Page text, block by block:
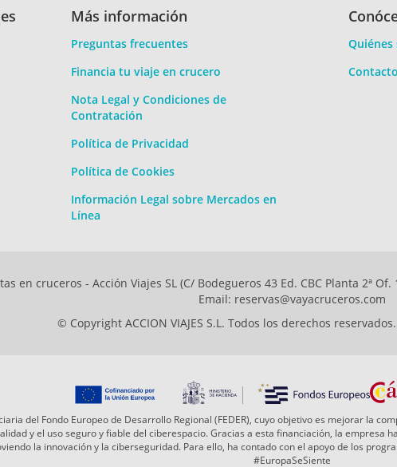
Más información
Preguntas frecuentes
Financia tu viaje en crucero
Nota Legal y Condiciones de
Contratación
Política de Privacidad
Política de Cookies
Información Legal sobre Mercados en
Línea
Quiénes
Contacto
en cruceros - Acción Viajes SL (C/ Bodegueros 43 Ed. CBC Planta 2ª Of.
Email: reservas@vayacruceros.com
© Copyright ACCION VIAJES S.L. Todos los derechos
del Fondo Europeo de Desarrollo Regional (FEDER), cuyo objetivo es mejorar la
y el uso seguro y fiable del ciberespacio. Gracias a esta financiación, la empresa
la innovación y la ciberseguridad. Para ello, ha contado con el apoyo de los
#EuropaSeSiente